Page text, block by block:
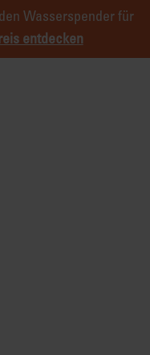
Wasserspender für
entdecken